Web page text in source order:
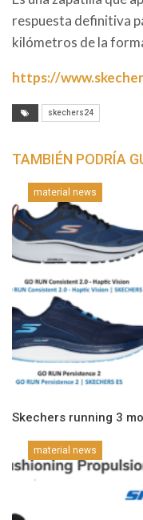
respuesta definitiva
kilómetros de la
https://
skechers24
TAMBIÉN PODRÍA
material news
Skechers running 3
material news